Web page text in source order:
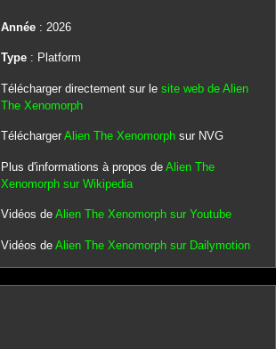
Année: 2026
Type: Platform
Télécharger directement sur le site web de Alien
The Xenomorph
Télécharger Alien The Xenomorphsur NVG
Plus d'informations à propos de Alien The
Xenomorph sur Wikipedia
Vidéos de Alien The Xenomorph sur Youtube
Vidéos de Alien The Xenomorph sur Dailymotion